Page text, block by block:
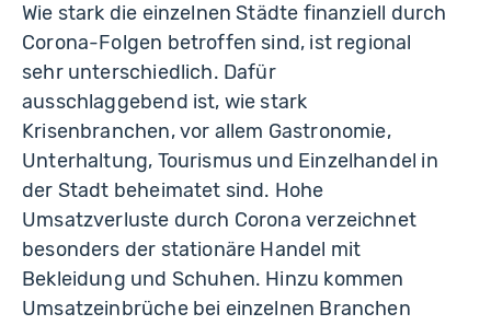
Wie stark die einzelnen Städte finanziell durch
Corona-Folgen betroffen sind, ist regional
sehr unterschiedlich. Dafür
ausschlaggebend ist, wie stark
Krisenbranchen, vor allem Gastronomie,
Unterhaltung, Tourismus und Einzelhandel in
der Stadt beheimatet sind. Hohe
Umsatzverluste durch Corona verzeichnet
besonders der stationäre Handel mit
Bekleidung und Schuhen. Hinzu kommen
Umsatzeinbrüche bei einzelnen Branchen